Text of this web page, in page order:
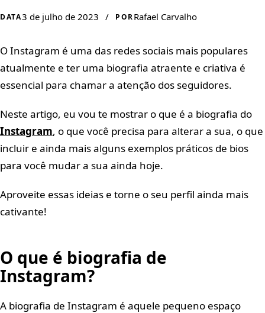
DATA3 de julho de 2023 / PORRafael Carvalho
O Instagram é uma das redes sociais mais populares
atualmente e ter uma biografia atraente e criativa é
essencial para chamar a atenção dos seguidores.
Neste artigo, eu vou te mostrar o que é a biografia do
Instagram, o que você precisa para alterar a sua, o que
incluir e ainda mais alguns exemplos práticos de bios
para você mudar a sua ainda hoje.
Aproveite essas ideias e torne o seu perfil ainda mais
cativante!
O que é biografia de
Instagram?
A biografia de Instagram é aquele pequeno espaço